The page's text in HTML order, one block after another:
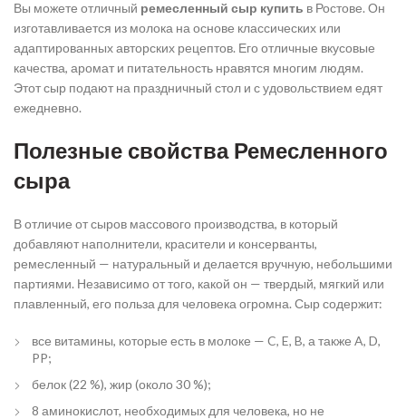
Вы можете отличный ремесленный сыр купить в Ростове. Он
изготавливается из молока на основе классических или
адаптированных авторских рецептов. Его отличные вкусовые
качества, аромат и питательность нравятся многим людям.
Этот сыр подают на праздничный стол и с удовольствием едят
ежедневно.
Полезные свойства Ремесленного
сыра
В отличие от сыров массового производства, в который
добавляют наполнители, красители и консерванты,
ремесленный — натуральный и делается вручную, небольшими
партиями. Независимо от того, какой он — твердый, мягкий или
плавленный, его польза для человека огромна. Сыр содержит:
все витамины, которые есть в молоке — C, E, B, а также A, D,
PP;
белок (22 %), жир (около 30 %);
8 аминокислот, необходимых для человека, но не